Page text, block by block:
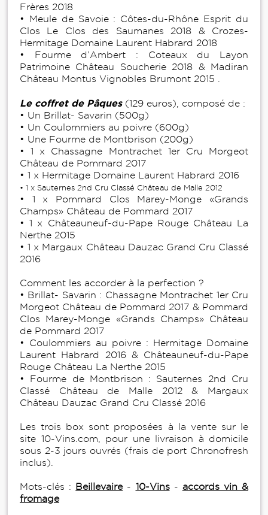
Frères 2018
• Meule de Savoie : Côtes-du-Rhône Esprit du
Clos Le Clos des Saumanes 2018 & Crozes-
Hermitage Domaine Laurent Habrard 2018
• Fourme d’Ambert : Coteaux du Layon
Patrimoine Château Soucherie 2018 & Madiran
Château Montus Vignobles Brumont 2015 .
Le coffret de Pâques(129 euros), composé de :
• Un Brillat- Savarin (500g)
• Un Coulommiers au poivre (600g)
• Une Fourme de Montbrison (200g)
• 1 x Chassagne Montrachet 1er Cru Morgeot
Château de Pommard 2017
• 1 x Hermitage Domaine Laurent Habrard 2016
• 1 x Sauternes 2nd Cru Classé Château de Malle 2012
• 1 x Pommard Clos Marey-Monge «Grands
Champs» Château de Pommard 2017
• 1 x Châteauneuf-du-Pape Rouge Château La
Nerthe 2015
• 1 x Margaux Château Dauzac Grand Cru Classé
2016
Comment les accorder à la perfection ?
• Brillat- Savarin : Chassagne Montrachet 1er Cru
Morgeot Château de Pommard 2017 & Pommard
Clos Marey-Monge «Grands Champs» Château
de Pommard 2017
• Coulommiers au poivre : Hermitage Domaine
Laurent Habrard 2016 & Châteauneuf-du-Pape
Rouge Château La Nerthe 2015
• Fourme de Montbrison : Sauternes 2nd Cru
Classé Château de Malle 2012 & Margaux
Château Dauzac Grand Cru Classé 2016
Les trois box sont proposées à la vente sur le
site 10-Vins.com, pour une livraison à domicile
sous 2-3 jours ouvrés (frais de port Chronofresh
inclus).
Mots-clés : Beillevaire- 10-Vins- accords vin &
fromage